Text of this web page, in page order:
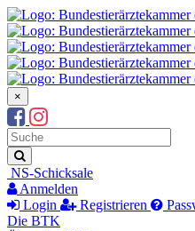
×
Suchbegriff
Suche
NS-Schicksale
Anmelden
Login
Registrieren
Die BTK